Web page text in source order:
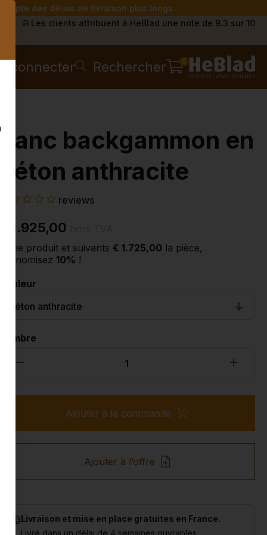
des délais de livraison plus longs.
Les clients attribuent à HeBlad une note de 9.3 sur 10
connecter Rechercher 0
Banc backgammon en
béton anthracite
reviews
€ 1.925,00
2ème produit et suivants € 1.725,00 la pièce,
économisez 10% !
Couleur
Nombre
Ajouter à la commande
Ajouter à l’offre
Livraison et mise en place gratuites en France.
Livré dans un délai de 4 semaines ouvrables.